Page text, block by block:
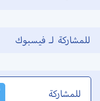
للمشاركة لـ فيسبوك
للمشاركة